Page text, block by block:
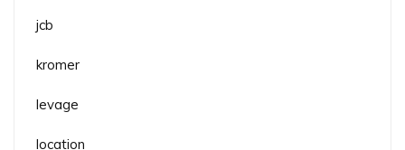
jcb
kromer
levage
location